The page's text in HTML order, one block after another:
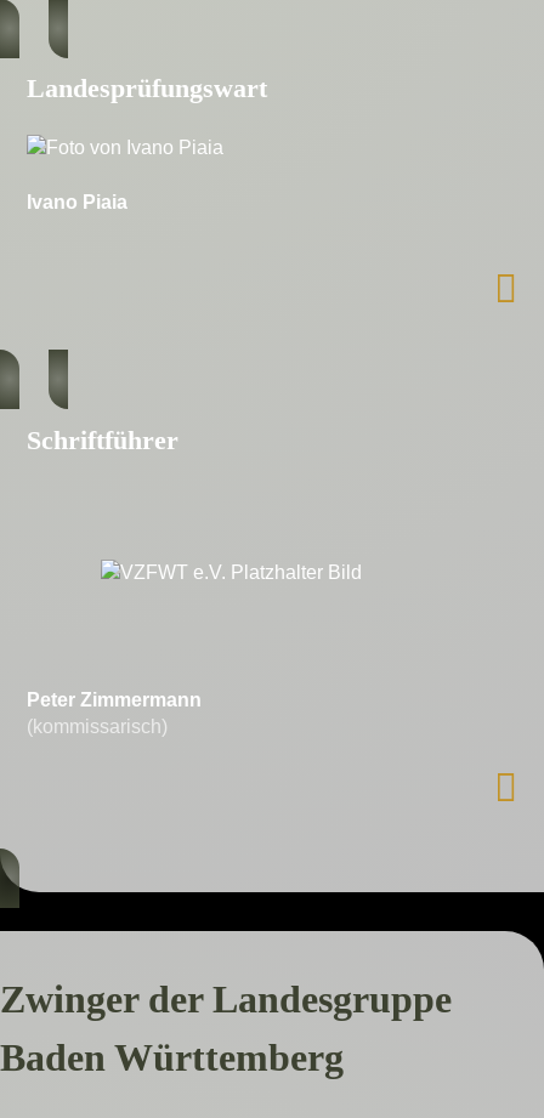
Landesprüfungswart
Ivano Piaia
Schriftführer
Peter Zimmermann
(kommissarisch)
Zwinger der Landesgruppe
Baden Württemberg